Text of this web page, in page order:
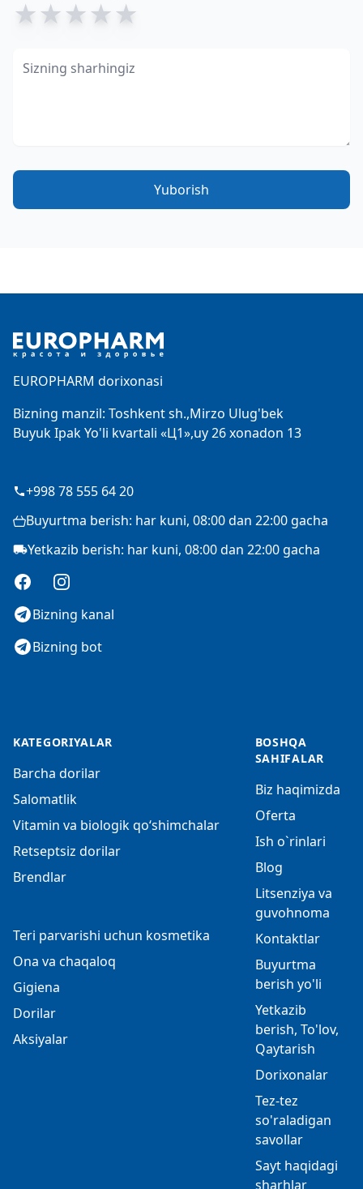
★★★★★
Yuborish
EUROPHARM dorixonasi
Bizning manzil: Toshkent sh.,Mirzo Ulug'bek
Buyuk Ipak Yo'li kvartali «Ц1»,uy 26 xonadon 13
+998 78 555 64 20
Buyurtma berish: har kuni, 08:00 dan 22:00 gacha
Yetkazib berish: har kuni, 08:00 dan 22:00 gacha
FacebookInstagram
Bizning kanal
Bizning bot
KATEGORIYALAR
Barcha dorilar
Salomatlik
Vitamin va biologik qo‘shimchalar
Retseptsiz dorilar
Brendlar
Teri parvarishi uchun kosmetika
Ona va chaqaloq
Gigiena
Dorilar
Aksiyalar
BOSHQA
SAHIFALAR
Biz haqimizda
Oferta
Ish o`rinlari
Blog
Litsenziya va
guvohnoma
Kontaktlar
Buyurtma
berish yo'li
Yetkazib
berish, To'lov,
Qaytarish
Dorixonalar
Tez-tez
so'raladigan
savollar
Sayt haqidagi
sharhlar